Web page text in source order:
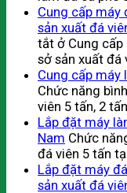
Cung cấp máy
sản xuất đá
tắt ở Cung
sở sản xuất đá
Cung cấp máy
Chức năng
viên 5 tấn, 2
Lắp đặt máy
Nam Chức
đá viên 5 tấn
Lắp đặt máy
sản xuất đá